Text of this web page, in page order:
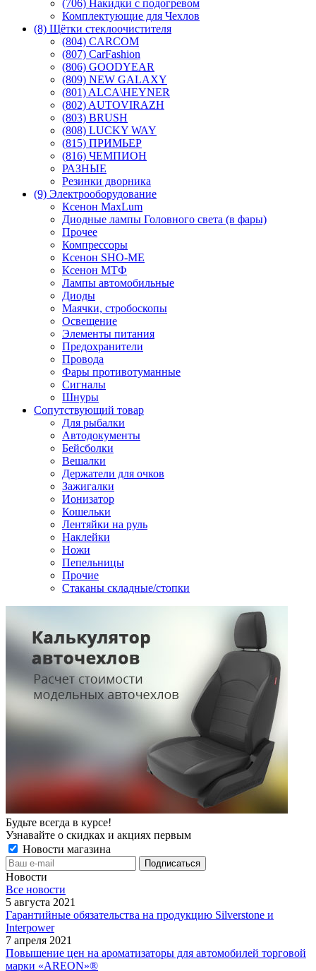
(706) Накидки с подогревом
Комплектующие для Чехлов
(8) Щётки стеклоочистителя
(804) CARCOM
(807) CarFashion
(806) GOODYEAR
(809) NEW GALAXY
(801) ALCA\HEYNER
(802) AUTOVIRAZH
(803) BRUSH
(808) LUCKY WAY
(815) ПРИМЬЕР
(816) ЧЕМПИОН
РАЗНЫЕ
Резинки дворника
(9) Электрооборудование
Ксенон MaxLum
Диодные лампы Головного света (в фары)
Прочее
Компрессоры
Ксенон SHO-ME
Ксенон МТФ
Лампы автомобильные
Диоды
Маячки, стробоскопы
Освещение
Элементы питания
Предохранители
Провода
Фары противотуманные
Сигналы
Шнуры
Сопутствующий товар
Для рыбалки
Автодокументы
Бейсболки
Вешалки
Держатели для очков
Зажигалки
Ионизатор
Кошельки
Лентяйки на руль
Наклейки
Ножи
Пепельницы
Прочие
Стаканы складные/стопки
Будьте всегда в курсе!
Узнавайте о скидках и акциях первым
Новости магазина
Новости
Все новости
5 августа 2021
Гарантийные обязательства на продукцию Silverstone и
Interpower
7 апреля 2021
Повышение цен на ароматизаторы для автомобилей торговой
марки «AREON»®